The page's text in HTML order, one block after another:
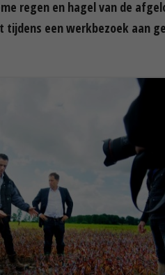
regen en hagel van de
een werkbezoek aan